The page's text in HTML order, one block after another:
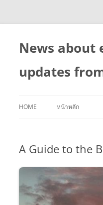
Skip
News about
updates
HOME หน้าหลัก
A Guide to the